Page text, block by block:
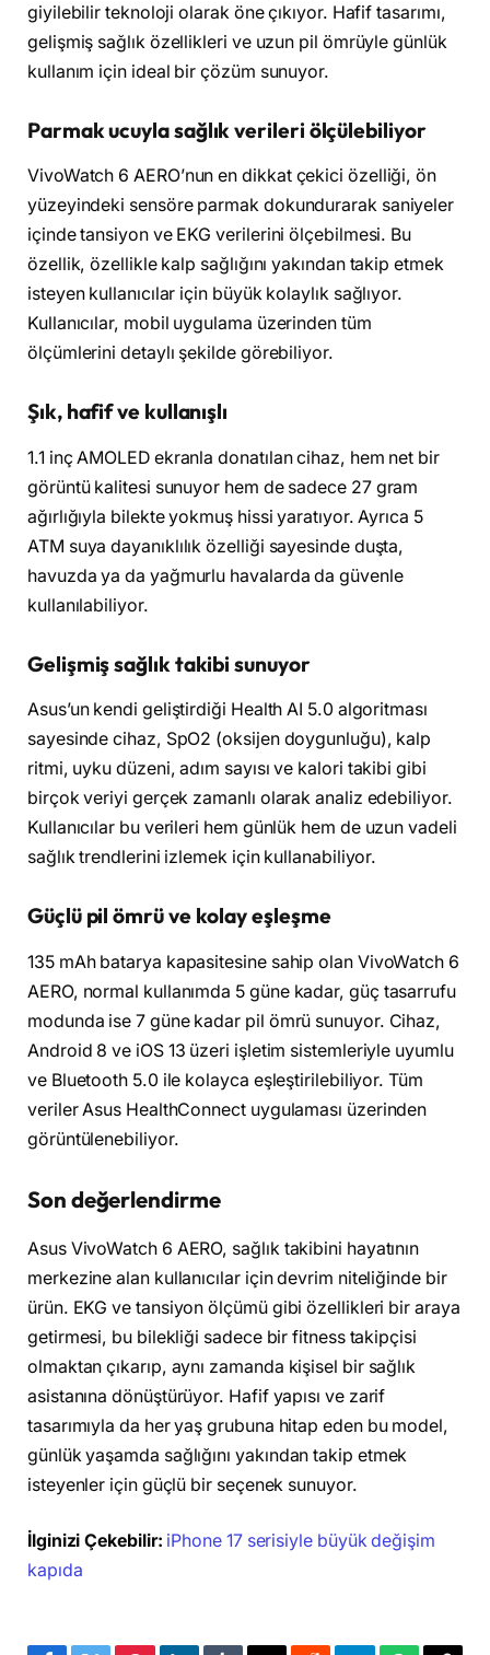
giyilebilir teknoloji olarak öne çıkıyor. Hafif tasarımı,
gelişmiş sağlık özellikleri ve uzun pil ömrüyle günlük
kullanım için ideal bir çözüm sunuyor.
Parmak ucuyla sağlık verileri ölçülebiliyor
VivoWatch 6 AERO’nun en dikkat çekici özelliği, ön
yüzeyindeki sensöre parmak dokundurarak saniyeler
içinde tansiyon ve EKG verilerini ölçebilmesi. Bu
özellik, özellikle kalp sağlığını yakından takip etmek
isteyen kullanıcılar için büyük kolaylık sağlıyor.
Kullanıcılar, mobil uygulama üzerinden tüm
ölçümlerini detaylı şekilde görebiliyor.
Şık, hafif ve kullanışlı
1.1 inç AMOLED ekranla donatılan cihaz, hem net bir
görüntü kalitesi sunuyor hem de sadece 27 gram
ağırlığıyla bilekte yokmuş hissi yaratıyor. Ayrıca 5
ATM suya dayanıklılık özelliği sayesinde duşta,
havuzda ya da yağmurlu havalarda da güvenle
kullanılabiliyor.
Gelişmiş sağlık takibi sunuyor
Asus’un kendi geliştirdiği Health AI 5.0 algoritması
sayesinde cihaz, SpO2 (oksijen doygunluğu), kalp
ritmi, uyku düzeni, adım sayısı ve kalori takibi gibi
birçok veriyi gerçek zamanlı olarak analiz edebiliyor.
Kullanıcılar bu verileri hem günlük hem de uzun vadeli
sağlık trendlerini izlemek için kullanabiliyor.
Güçlü pil ömrü ve kolay eşleşme
135 mAh batarya kapasitesine sahip olan VivoWatch 6
AERO, normal kullanımda 5 güne kadar, güç tasarrufu
modunda ise 7 güne kadar pil ömrü sunuyor. Cihaz,
Android 8 ve iOS 13 üzeri işletim sistemleriyle uyumlu
ve Bluetooth 5.0 ile kolayca eşleştirilebiliyor. Tüm
veriler Asus HealthConnect uygulaması üzerinden
görüntülenebiliyor.
Son değerlendirme
Asus VivoWatch 6 AERO, sağlık takibini hayatının
merkezine alan kullanıcılar için devrim niteliğinde bir
ürün. EKG ve tansiyon ölçümü gibi özellikleri bir araya
getirmesi, bu bilekliği sadece bir fitness takipçisi
olmaktan çıkarıp, aynı zamanda kişisel bir sağlık
asistanına dönüştürüyor. Hafif yapısı ve zarif
tasarımıyla da her yaş grubuna hitap eden bu model,
günlük yaşamda sağlığını yakından takip etmek
isteyenler için güçlü bir seçenek sunuyor.
İlginizi Çekebilir: iPhone 17 serisiyle büyük değişim
kapıda